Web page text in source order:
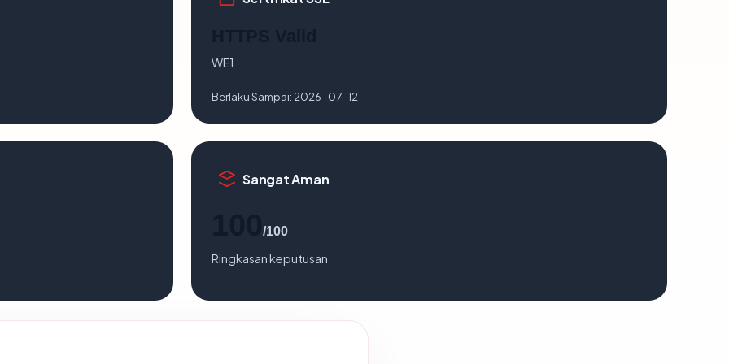
WE1
Berlaku Sampai: 2026-07-12
Sangat Aman
/100
Ringkasan keputusan